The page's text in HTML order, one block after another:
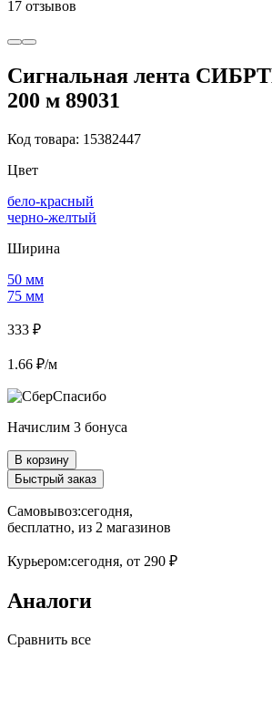
17 отзывов
Сигнальная лента
200 м 89031
Код товара: 15382447
Цвет
бело-красный
черно-желтый
Ширина
50 мм
75 мм
333 ₽
1.66 ₽/м
Начислим 3 бонуса
В корзину
Быстрый заказ
Самовывоз:сегодня,
бесплатно, из 2 магазинов
Курьером:сегодня, от 290 ₽
Аналоги
Сравнить все